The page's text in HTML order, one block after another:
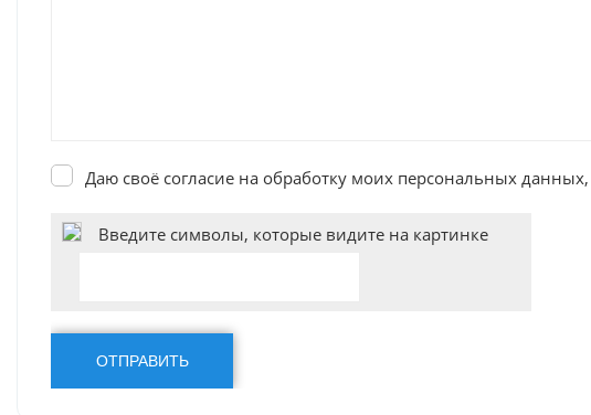
Даю своё согласие на обработку моих персональных данных,
Введите символы, которые видите на картинке